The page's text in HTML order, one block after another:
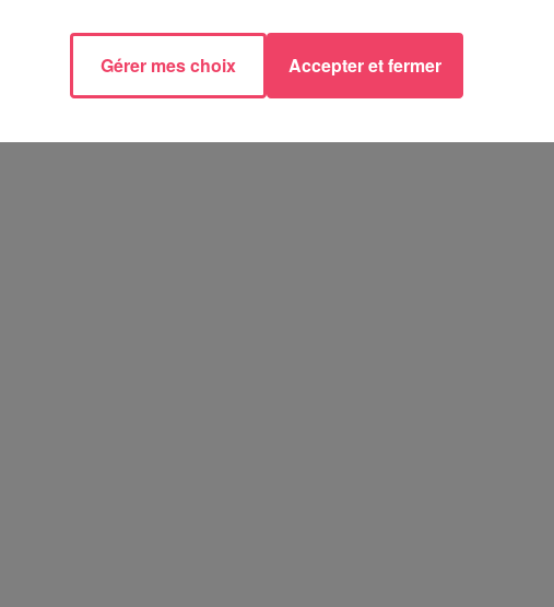
Gérer mes choix Accepter et fermer